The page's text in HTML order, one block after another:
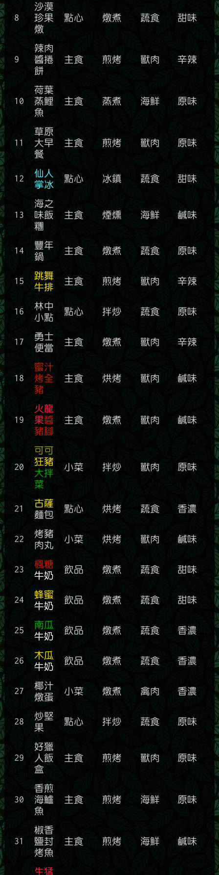
8
沙漠
珍果
燉
點心 燉煮 蔬食 甜味
9
辣肉
醬捲
餅
主食 煎烤 獸肉 辛辣
10
荷葉
蒸鯉
魚
主食 蒸煮 海鮮 原味
11
草原
大早
餐
主食 煎烤 獸肉 原味
12
仙人
掌冰
點心 冰鎮 蔬食 甜味
13
海之
味飯
糰
主食 煙燻 海鮮 鹹味
14
豐年
鍋
主食 燉煮 蔬食 原味
15
跳舞
牛排
主食 煎烤 獸肉 辛辣
16
林中
小點
點心 拌炒 蔬食 原味
17
勇士
便當
主食 燉煮 獸肉 辛辣
18
蜜汁
烤全
豬
主食 烘烤 獸肉 鹹味
19
火龍
果醬
豬腳
主食 燉煮 獸肉 鹹味
20
可可
狂豬
大拌
菜
小菜 拌炒 獸肉 原味
21
古薩
麵包
點心 烘烤 蔬食 香濃
22
烤豬
肉丸
小菜 烘烤 獸肉 鹹味
23
楓糖
牛奶
飲品 燉煮 蔬食 甜味
24
蜂蜜
牛奶
飲品 燉煮 蔬食 甜味
25
南瓜
牛奶
飲品 燉煮 蔬食 香濃
26
木瓜
牛奶
飲品 燉煮 蔬食 香濃
27
椰汁
燉蛋
小菜 燉煮 禽肉 香濃
28
炒堅
果
點心 拌炒 蔬食 原味
29
好獵
人飯
盒
主食 煎烤 獸肉 原味
30
香煎
海鱸
魚
主食 煎烤 海鮮 原味
31
椒香
鹽封
烤魚
主食 煎烤 海鮮 鹹味
生猛